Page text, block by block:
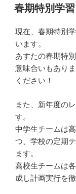
稿
日:
春期特別学
現在、春期特別
います。
あすたの春期特
意味合いもあり
ください！
また、新年度の
す。
中学生チームは
つ、学校の定期
ます。
高校生チームは
成し計画実行を